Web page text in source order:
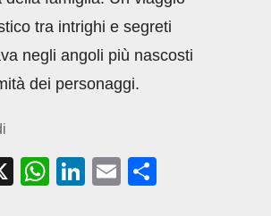
tra intrighi e segreti
negli angoli più nascosti
dei personaggi.
X
W
Li
E